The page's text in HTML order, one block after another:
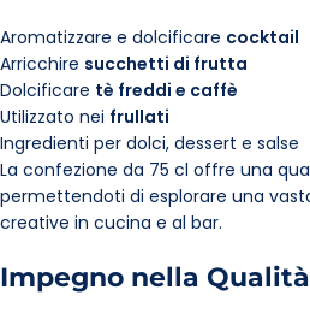
Aromatizzare e dolcificare cocktail
Arricchire succhetti di frutta
Dolcificare tè freddi e caffè
Utilizzato nei frullati
Ingredienti per dolci, dessert e salse
La confezione da 75 cl offre una
permettendoti di esplorare una
creative in cucina e al bar.
Impegno nella Qualità